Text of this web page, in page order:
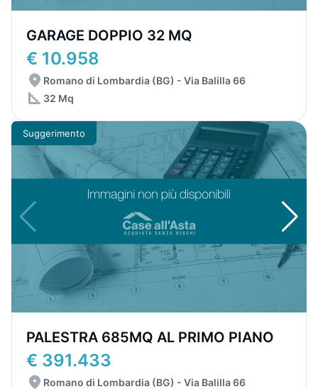
GARAGE DOPPIO 32 MQ
€ 10.958
Romano di Lombardia (BG) - Via Balilla 66
32 Mq
Suggerimento
PALESTRA 685MQ AL PRIMO PIANO
€ 391.433
Romano di Lombardia (BG) - Via Balilla 66